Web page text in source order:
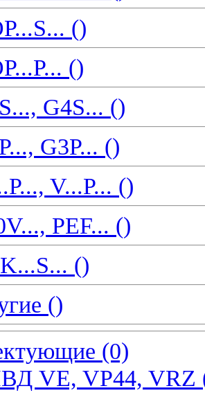
()
()
G4S... ()
G3P... ()
V...P... ()
PEF... ()
()
()
(0)
VE, VP44, VRZ